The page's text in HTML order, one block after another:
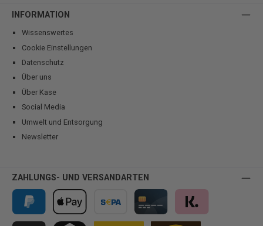
INFORMATION
Wissenswertes
Cookie Einstellungen
Datenschutz
Über uns
Über Kase
Social Media
Umwelt und Entsorgung
Newsletter
ZAHLUNGS- UND VERSANDARTEN
PayPal Apple Pay Vorkasse Kreditkarte Klarna